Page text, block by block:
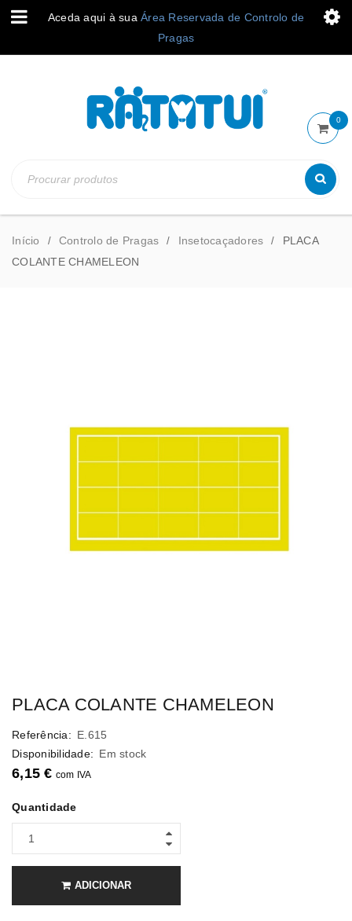
Aceda aqui à sua Área Reservada de Controlo de
Pragas
0
Início / Controlo de Pragas / Insetocaçadores /
PLACA
COLANTE CHAMELEON
PLACA COLANTE CHAMELEON
Referência: E.615
Disponibilidade: Em stock
6,15€ com IVA
Quantidade
ADICIONAR